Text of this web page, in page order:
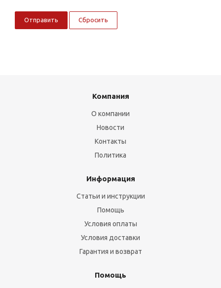
Сбросить
Компания
О компании
Новости
Контакты
Политика
Информация
Статьи и инструкции
Помощь
Условия оплаты
Условия доставки
Гарантия и возврат
Помощь